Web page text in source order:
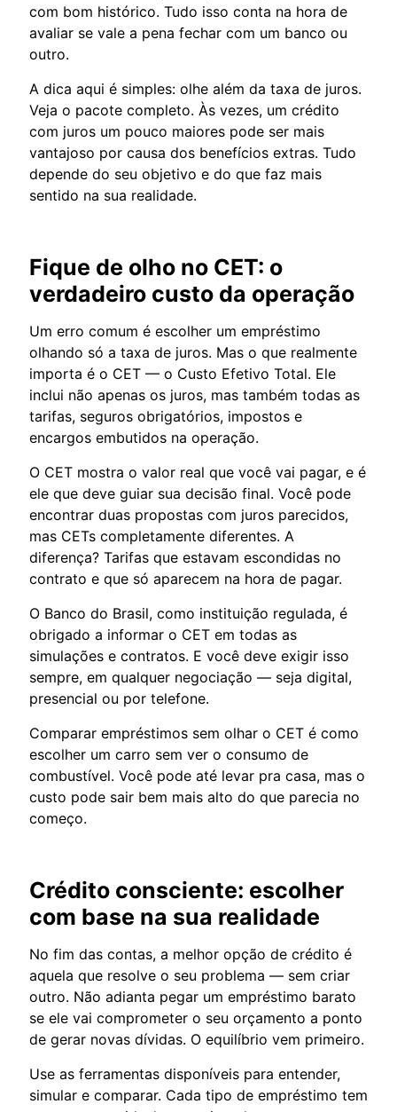
com bom histórico. Tudo isso conta na hora de
avaliar se vale a pena fechar com um banco ou
outro.
A dica aqui é simples: olhe além da taxa de juros.
Veja o pacote completo. Às vezes, um crédito
com juros um pouco maiores pode ser mais
vantajoso por causa dos benefícios extras. Tudo
depende do seu objetivo e do que faz mais
sentido na sua realidade.
Fique de olho no CET: o
verdadeiro custo da operação
Um erro comum é escolher um empréstimo
olhando só a taxa de juros. Mas o que realmente
importa é o CET — o Custo Efetivo Total. Ele
inclui não apenas os juros, mas também todas as
tarifas, seguros obrigatórios, impostos e
encargos embutidos na operação.
O CET mostra o valor real que você vai pagar, e é
ele que deve guiar sua decisão final. Você pode
encontrar duas propostas com juros parecidos,
mas CETs completamente diferentes. A
diferença? Tarifas que estavam escondidas no
contrato e que só aparecem na hora de pagar.
O Banco do Brasil, como instituição regulada, é
obrigado a informar o CET em todas as
simulações e contratos. E você deve exigir isso
sempre, em qualquer negociação — seja digital,
presencial ou por telefone.
Comparar empréstimos sem olhar o CET é como
escolher um carro sem ver o consumo de
combustível. Você pode até levar pra casa, mas o
custo pode sair bem mais alto do que parecia no
começo.
Crédito consciente: escolher
com base na sua realidade
No fim das contas, a melhor opção de crédito é
aquela que resolve o seu problema — sem criar
outro. Não adianta pegar um empréstimo barato
se ele vai comprometer o seu orçamento a ponto
de gerar novas dívidas. O equilíbrio vem primeiro.
Use as ferramentas disponíveis para entender,
simular e comparar. Cada tipo de empréstimo tem